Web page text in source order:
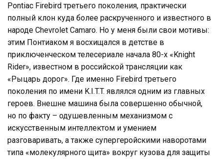
Pontiac Firebird третьего поколения, практически
полный клон куда более раскрученного и известного в
народе Chevrolet Camaro. Но у меня были свои мотивы:
этим Понтиаком я восхищался в детстве в
приключенческом телесериале начала 80-х «Knight
Rider», известном в российской трансляции как
«Рыцарь дорог». Где именно Firebird третьего
поколения по имени K.I.T.T. являлся одним из главных
героев. Внешне машина была совершенно обычной,
но по факту – одушевленным механизмом с
искусственным интеллектом и умением
разговаривать, а также супергеройскими наворотами
типа «молекулярного щита» вокруг кузова для защиты